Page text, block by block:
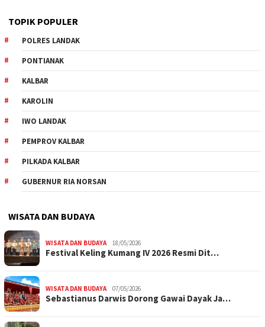
TOPIK POPULER
POLRES LANDAK
PONTIANAK
KALBAR
KAROLIN
IWO LANDAK
PEMPROV KALBAR
PILKADA KALBAR
GUBERNUR RIA NORSAN
WISATA DAN BUDAYA
WISATA DAN BUDAYA 18/05/2026
Festival Keling Kumang IV 2026 Resmi Dit…
WISATA DAN BUDAYA 07/05/2026
Sebastianus Darwis Dorong Gawai Dayak Ja…